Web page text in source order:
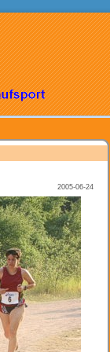
2005-06-24